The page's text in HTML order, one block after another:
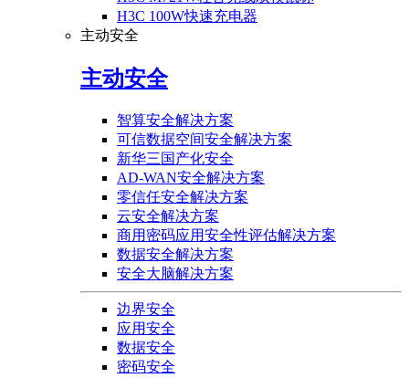
H3C 100W快速充电器
主动安全
主动安全
智算安全解决方案
可信数据空间安全解决方案
新华三国产化安全
AD-WAN安全解决方案
零信任安全解决方案
云安全解决方案
商用密码应用安全性评估解决方案
数据安全解决方案
安全大脑解决方案
边界安全
应用安全
数据安全
密码安全